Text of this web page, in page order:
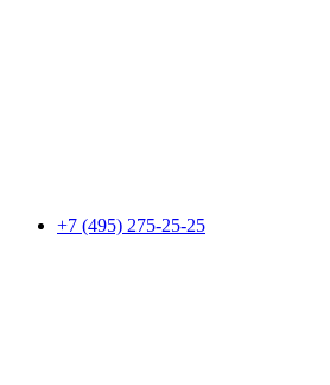
+7 (495) 275-25-25